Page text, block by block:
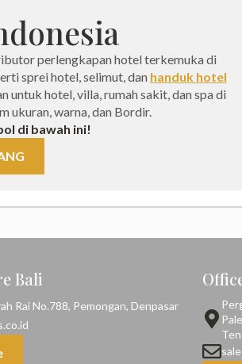
perlengkapan hotel terkemuka di
sprei hotel, selimut, dan handuk hotel
untuk hotel, villa, rumah sakit, dan spa di
ukuran, warna, dan Bordir.
di bawah ini!
Bali
Rai No.788, Pemongan, Denpasar